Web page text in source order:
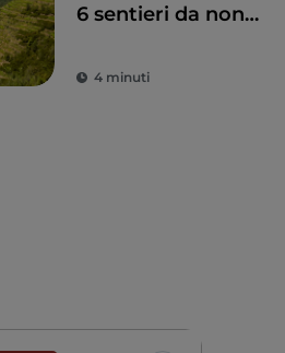
6 sentieri da non
4 minuti